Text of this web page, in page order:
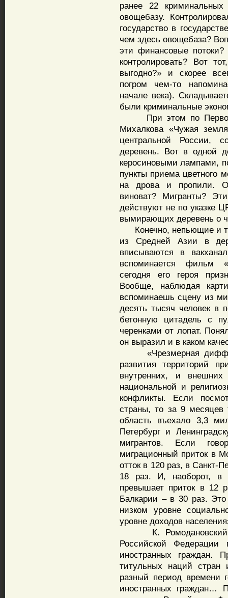
ранее 22
овощебазу.
государство в
чем здесь овощебаза?
эти финансовые
контролировать? Вот
выгодно?» и скорее
погром чем-то
начале века).
были криминальные
При этом по
Михалкова «Чужая
центральной России,
деревень. Вот в одной
керосиновыми лампами,
пункты приема цветного
на дрова и пропили.
виноват? Мигранты?
действуют не по указке
вымирающих деревень о
Конечно, непьющие и
из Средней Азии в
вписываются в
вспоминается фильм
сегодня его героя
Вообще, наблюдая
вспоминаешь сцену из
десять тысяч человек в
бетонную цитадель с
черенками от лопат.
он выразил и в каком
«Чрезмерная
развития территорий
внутренних, и
национальной и
конфликты. Если
страны, то за 9 месяцев
область въехало 3,3
Петербург и
мигрантов. Если
миграционный приток в
отток в 120 раз, в Санкт-
18 раз. И, наоборот, в
превышает приток в 12
Балкарии – в 30 раз. Это
низком уровне
уровне доходов
К. Ромодановский
Российской
иностранных граждан.
титульных наций
разный период времени
иностранных граждан…